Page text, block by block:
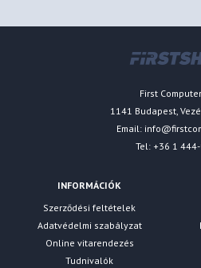
First
1141 Budapest,
Email:
Tel: +36 1
INFORMÁCIÓK
Szerződési feltételek
Adatvédelmi szabályzat
Online vitarendezés
Tudnivalók